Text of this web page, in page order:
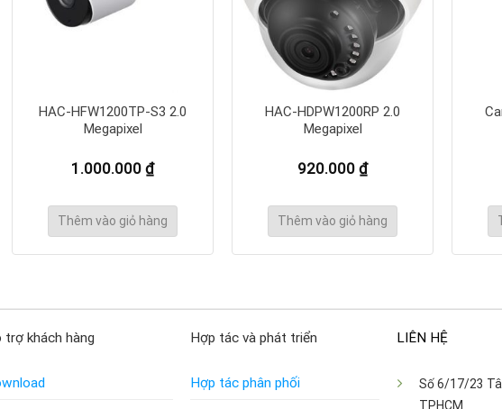
HAC-HFW1200TP-S3 2.0
Megapixel
1.000.000 ₫
Thêm vào giỏ hàng
HAC-HDPW1200RP 2.0
Megapixel
920.000 ₫
Thêm vào giỏ hàng
trợ khách hàng Hợp tác và phát triển
Hợp tác phân phối
LIÊN HỆ
Số 6/17/23
TPHCM